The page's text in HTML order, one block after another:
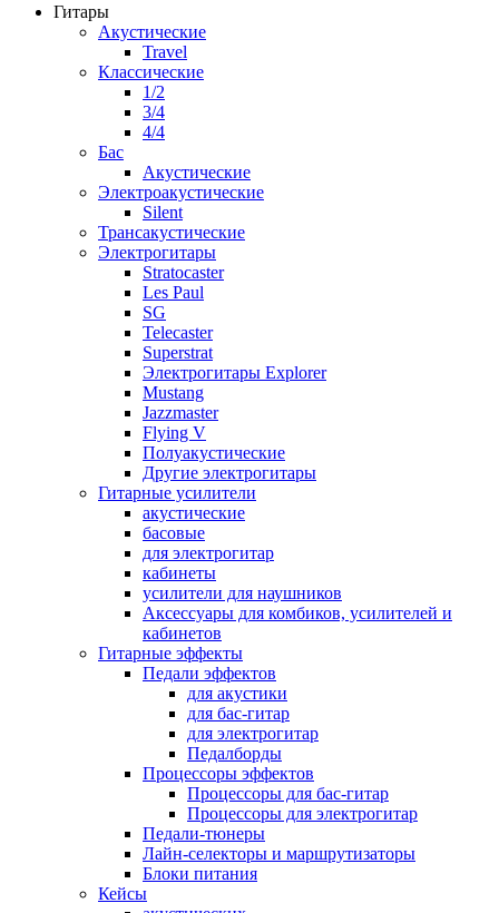
Гитары
Акустические
Travel
Классические
1/2
3/4
4/4
Бас
Акустические
Электроакустические
Silent
Трансакустические
Электрогитары
Stratocaster
Les Paul
SG
Telecaster
Superstrat
Электрогитары Explorer
Mustang
Jazzmaster
Flying V
Полуакустические
Другие электрогитары
Гитарные усилители
акустические
басовые
для электрогитар
кабинеты
усилители для наушников
Аксессуары для комбиков, усилителей и
кабинетов
Гитарные эффекты
Педали эффектов
для акустики
для бас-гитар
для электрогитар
Педалборды
Процессоры эффектов
Процессоры для бас-гитар
Процессоры для электрогитар
Педали-тюнеры
Лайн-селекторы и маршрутизаторы
Блоки питания
Кейсы